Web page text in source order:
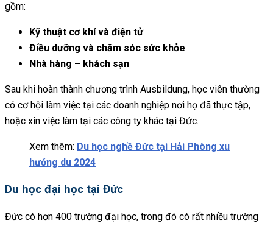
gồm:
Kỹ thuật cơ khí và điện tử
Điều dưỡng và chăm sóc sức khỏe
Nhà hàng – khách sạn
Sau khi hoàn thành chương trình Ausbildung, học viên thường
có cơ hội làm việc tại các doanh nghiệp nơi họ đã thực tập,
hoặc xin việc làm tại các công ty khác tại Đức.
Xem thêm: Du học nghề Đức tại Hải Phòng xu
hướng du 2024
Du học đại học tại Đức
Đức có hơn 400 trường đại học, trong đó có rất nhiều trường